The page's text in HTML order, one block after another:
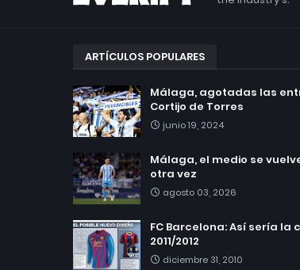
ARTÍCULOS POPULARES
Málaga, agotadas las
Cortijo de Torres
junio 19, 2024
Málaga, el medio se
otra vez
agosto 03, 2026
FC Barcelona: Así sería la
2011/2012
diciembre 31, 2010